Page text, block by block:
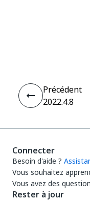
Précédent
2022.4.8
Connecter
Besoin d'aide ?
Vous souhaitez
Vous avez des
Rester à jour